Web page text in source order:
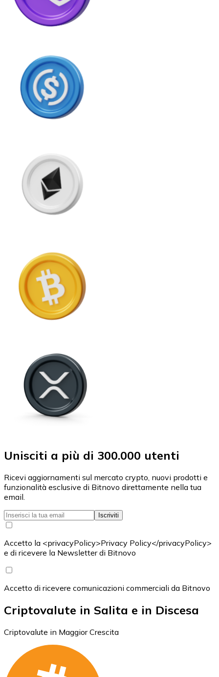
Unisciti a più di 300.000 utenti
Ricevi aggiornamenti sul mercato crypto, nuovi prodotti e
funzionalità esclusive di Bitnovo direttamente nella tua
email.
Iscriviti
Accetto la <privacyPolicy>Privacy Policy</privacyPolicy>
e di ricevere la Newsletter di Bitnovo
Accetto di ricevere comunicazioni commerciali da Bitnovo
Criptovalute in Salita e in Discesa
Criptovalute in Maggior Crescita